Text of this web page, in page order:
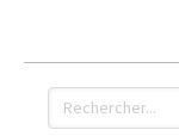
Rechercher